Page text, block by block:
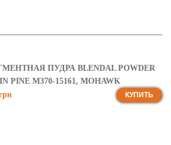
ПУДРА BLENDAL POWDER
PINE M370-15161, MOHAWK
КУПИТЬ